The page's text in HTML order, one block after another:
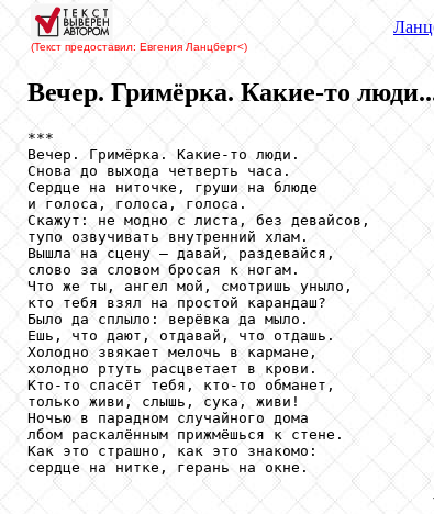
(Текст предоставил: Евгения Ланцберг<)
Вечер. Гримёрка. Какие-то
***
Вечер. Гримёрка. Какие-то люди.
Снова до выхода четверть часа.
Сердце на ниточке, груши на блюде
и голоса, голоса, голоса.
Скажут: не модно с листа, без девайсов,
тупо озвучивать внутренний хлам.
Вышла на сцену – давай, раздевайся,
слово за словом бросая к ногам.
Что же ты, ангел мой, смотришь уныло,
кто тебя взял на простой карандаш?
Было да сплыло: верёвка да мыло.
Ешь, что дают, отдавай, что отдашь.
Холодно звякает мелочь в кармане,
холодно ртуть расцветает в крови.
Кто-то спасёт тебя, кто-то обманет,
только живи, слышь, сука, живи!
Ночью в парадном случайного дома
лбом раскалённым прижмёшься к стене.
Как это страшно, как это знакомо:
сердце на нитке, герань на окне.